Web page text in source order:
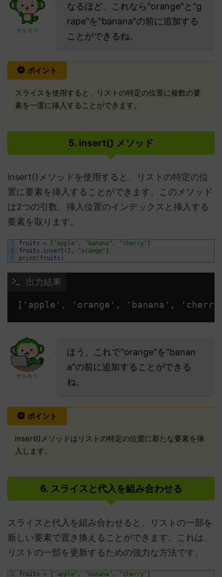
サルモリ
なるほど、これなら"orange"と"g
rape"を"banana"の前に追加する
ことができるね。
ポイント
スライスを使用すると、リストの特定の位置に複数の要
素を一度に挿入することができます。
5. insert() メソッド
insert()メソッドを使用すると、リストの特定の位
置に要素を挿入することができます。このメソッド
は2つの引数、挿入位置のインデックスと挿入する
要素を取ります。
1
2
3
fruits = "apple" , "banana" , "cherry"
fruits . insert ( 1 , "orange" )
print ( fruits )
出力結果
['apple', 'orange', 'banana',
サルモリ
ほう、これで"orange"を"banan
a"の前に追加することができる
ね。
ポイント
insert()メソッドはリストの特定の位置に新たな要素を挿
入します。
6. スライスと代入を組み合わせる
スライスと代入を組み合わせると、リストの一部を
新しい要素で置き換えることができます。これは、
リストの一部を更新するための強力な方法です。
1
fruits = "apple" , "banana" , "cherry"